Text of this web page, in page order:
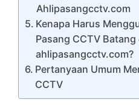
Ahlipasangcctv.com
Kenapa Harus
Pasang CCTV Batang
ahlipasangcctv.com?
Pertanyaan Umum
CCTV